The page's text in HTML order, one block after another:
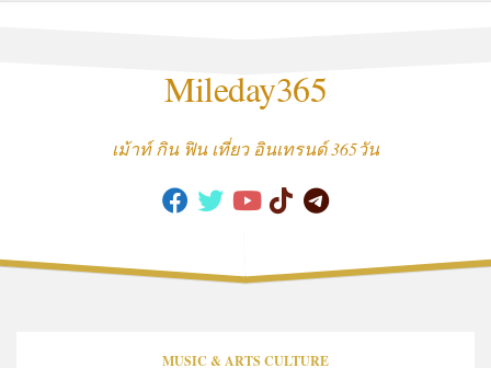
Mileday365
เม้าท์ กิน ฟิน เที่ยว อินเทรนด์ 365วัน
MUSIC & ARTS CULTURE